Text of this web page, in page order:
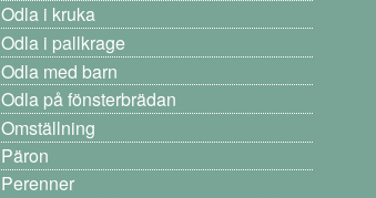
Odla i kruka
Odla i pallkrage
Odla med barn
Odla på fönsterbrädan
Omställning
Päron
Perenner